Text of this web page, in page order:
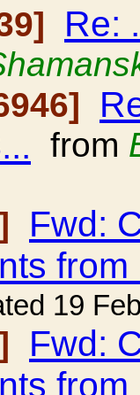
from
Fwd:
from
19
Fwd:
from